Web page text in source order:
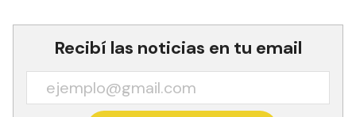
Recibí las noticias en tu email